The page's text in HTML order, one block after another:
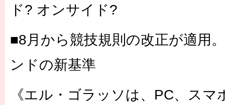
ド? オンサイド?
■8月から競技規則の改正が適用
ンドの新基準
《エル・ゴラッソは、PC、スマ